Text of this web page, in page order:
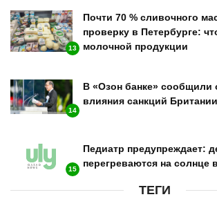
13
Почти 70 % сливочного
проверку в Петербурге:
молочной продукции
14
В «Озон банке» сообщили
влияния санкций
15
Педиатр предупреждает:
перегреваются на солнце
ТЕГИ